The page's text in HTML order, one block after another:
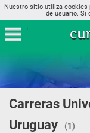
Nuestro sitio utiliza cookies
de usuario. Si
Carreras
Uruguay
(1)